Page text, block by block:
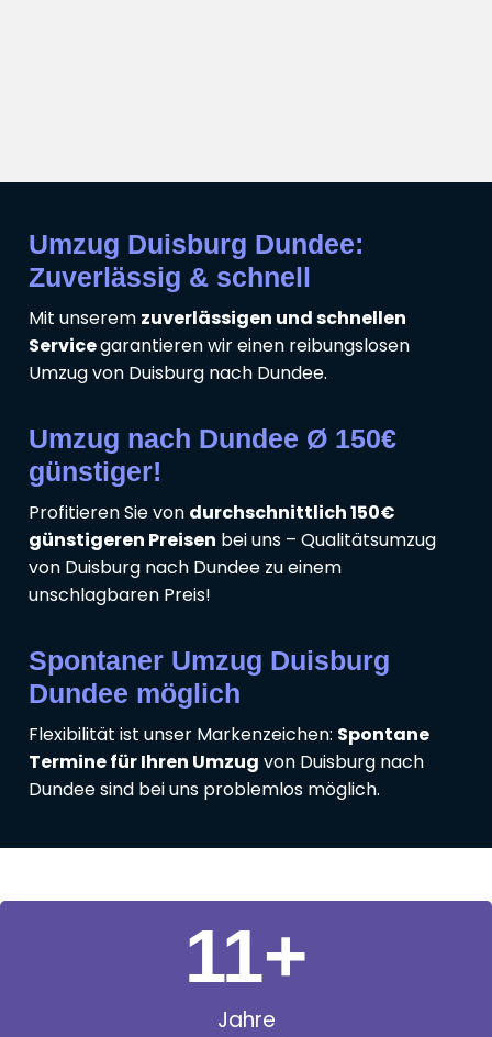
Umzug Duisburg Dundee:
Zuverlässig & schnell
Mit unserem zuverlässigen und schnellen
Servicegarantieren wir einen reibungslosen
Umzug von Duisburg nach Dundee.
Umzug nach Dundee Ø 150€
günstiger!
Profitieren Sie von durchschnittlich 150€
günstigeren Preisen bei uns – Qualitätsumzug
von Duisburg nach Dundee zu einem
unschlagbaren Preis!
Spontaner Umzug Duisburg
Dundee möglich
Flexibilität ist unser Markenzeichen: Spontane
Termine für Ihren Umzug von Duisburg nach
Dundee sind bei uns problemlos möglich.
Jahre
11+